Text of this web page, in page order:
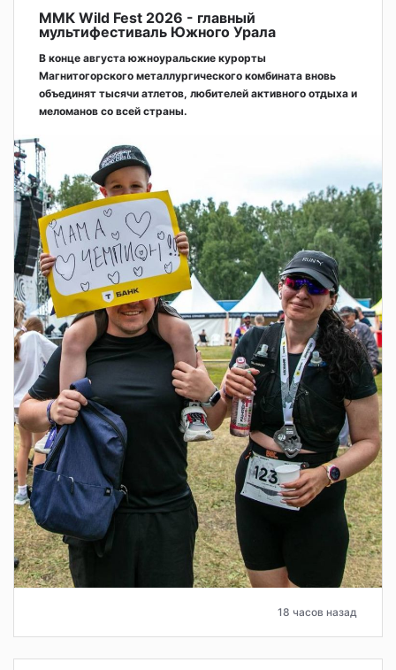
ММК Wild Fest 2026 - главный
мультифестиваль Южного Урала
В конце августа южноуральские курорты
Магнитогорского металлургического комбината вновь
объединят тысячи атлетов, любителей активного отдыха и
меломанов со всей страны.
18 часов назад